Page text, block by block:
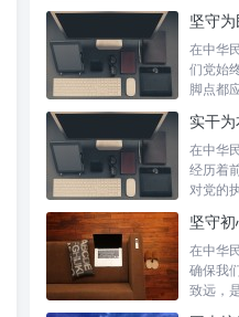
在中华
们党始
脚点都
在中华
经历着
对党的
在中华
确保我
致远，